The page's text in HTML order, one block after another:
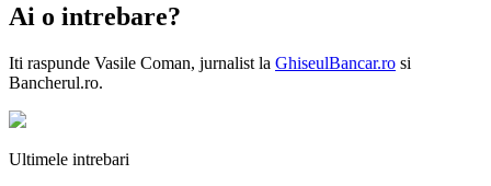
Ai o intrebare?
Iti raspunde Vasile Coman, jurnalist la GhiseulBancar.ro si
Bancherul.ro.
Ultimele intrebari